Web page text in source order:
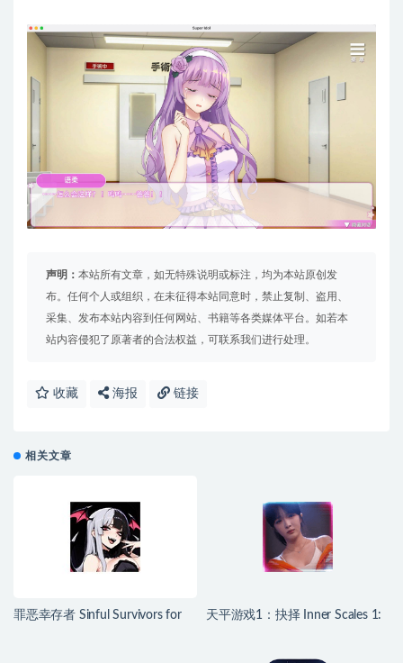
声明： 本站所有文章，如无特殊说明或标注，均为本站原创发
布。任何个人或组织，在未征得本站同意时，禁止复制、盗用、
采集、发布本站内容到任何网站、书籍等各类媒体平台。如若本
站内容侵犯了原著者的合法权益，可联系我们进行处理。
收藏 海报 链接
相关文章
罪恶幸存者 Sinful Survivors for
天平游戏1：抉择 Inner Scales 1: